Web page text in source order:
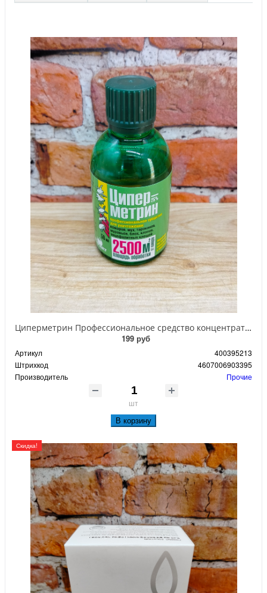
Циперметрин Профессиональное средство концентрат эмульсии 25% для уничтожения тараканов, мух,комаров, блох, клопов, муравьев, ос 50 мл
199 руб
Артикул
400395213
Штрихкод
4607006903395
Производитель
Прочие
шт
В корзину
Скидка!